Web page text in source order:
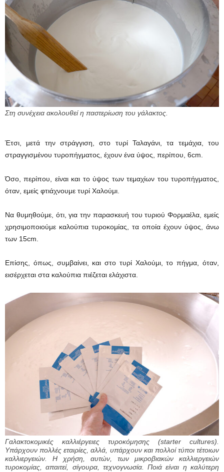
Στη συνέχεια ακολουθεί η παστερίωση του γάλακτος.
Έτσι, μετά την στράγγιση, στο τυρί Ταλαγάνι, τα τεμάχια, του
στραγγισμένου τυροπήγματος, έχουν ένα ύψος, περίπου, 6cm.
Όσο, περίπου, είναι και το ύψος των τεμαχίων του τυροπήγματος,
όταν, εμείς φτιάχνουμε τυρί Χαλούμι.
Να θυμηθούμε, ότι, για την παρασκευή του τυριού Φορμαέλα, εμείς
χρησιμοποιούμε καλούπια τυροκομίας, τα οποία έχουν ύψος, άνω
των 15cm.
Επίσης, όπως, συμβαίνει, και στο τυρί Χαλούμι, το πήγμα, όταν,
εισέρχεται στα καλούπια πιέζεται ελάχιστα.
Γαλακτοκομικές καλλιέργειες τυροκόμησης (starter cultures).
Υπάρχουν πολλές εταιρίες, αλλά, υπάρχουν και πολλοί τύποι τέτοιων
καλλιεργειών. Η χρήση, αυτών, των μικροβιακών καλλιεργειών
τυροκομίας, απαιτεί, σίγουρα, τεχνογνωσία. Ποιά είναι η καλύτερη